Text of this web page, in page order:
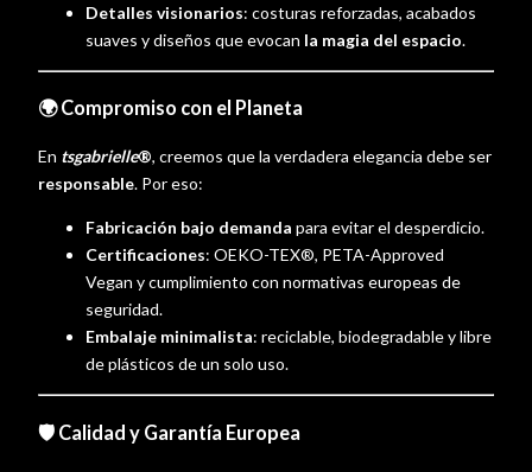
Detalles visionarios: costuras reforzadas, acabados
suaves y diseños que evocan la magia del espacio.
🌍 Compromiso con el Planeta
En tsgabrielle®, creemos que la verdadera elegancia debe ser
responsable. Por eso:
Fabricación bajo demanda para evitar el desperdicio.
Certificaciones: OEKO-TEX®, PETA-Approved
Vegan y cumplimiento con normativas europeas de
seguridad.
Embalaje minimalista: reciclable, biodegradable y libre
de plásticos de un solo uso.
🛡️ Calidad y Garantía Europea